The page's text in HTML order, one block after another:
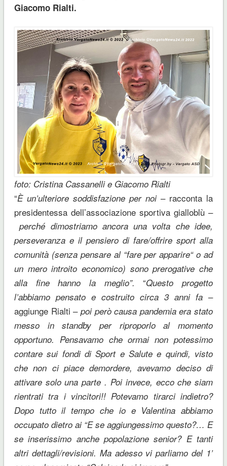
Giacomo Rialti.
foto: Cristina Cassanelli e Giacomo Rialti
“È un’ulteriore soddisfazione per noi– racconta la
presidentessa dell’associazione sportiva gialloblù –
perché dimostriamo ancora una volta che idee,
perseveranza e il pensiero di fare/offrire sport alla
comunità (senza pensare al “fare per apparire“ o ad
un mero introito economico) sono prerogative che
alla fine hanno la meglio”. “Questo progetto
l’abbiamo pensato e costruito circa 3 anni fa –
aggiunge Rialti – poi però causa pandemia era stato
messo in standby per riproporlo al momento
opportuno. Pensavamo che ormai non potessimo
contare sui fondi di Sport e Salute e quindi, visto
che non ci piace demordere, avevamo deciso di
attivare solo una parte . Poi invece, ecco che siam
rientrati tra i vincitori!! Potevamo tirarci indietro?
Dopo tutto il tempo che io e Valentina abbiamo
occupato dietro ai “E se aggiungessimo questo?… E
se inserissimo anche popolazione senior? E tanti
altri dettagli/revisioni. Ma adesso vi parliamo del 1’